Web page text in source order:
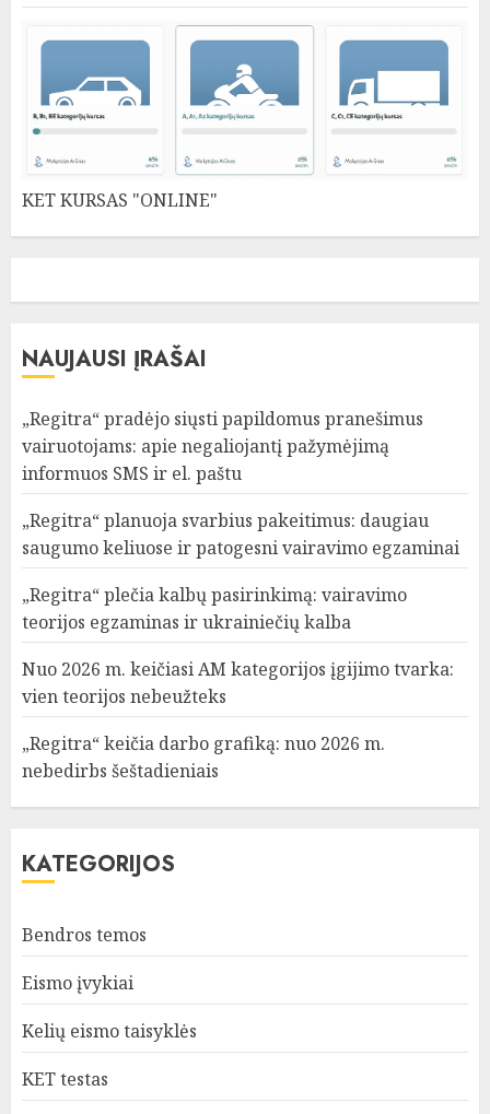
KET KURSAS "ONLINE"
NAUJAUSI ĮRAŠAI
„Regitra“ pradėjo siųsti papildomus pranešimus
vairuotojams: apie negaliojantį pažymėjimą
informuos SMS ir el. paštu
„Regitra“ planuoja svarbius pakeitimus: daugiau
saugumo keliuose ir patogesni vairavimo egzaminai
„Regitra“ plečia kalbų pasirinkimą: vairavimo
teorijos egzaminas ir ukrainiečių kalba
Nuo 2026 m. keičiasi AM kategorijos įgijimo tvarka:
vien teorijos nebeužteks
„Regitra“ keičia darbo grafiką: nuo 2026 m.
nebedirbs šeštadieniais
KATEGORIJOS
Bendros temos
Eismo įvykiai
Kelių eismo taisyklės
KET testas